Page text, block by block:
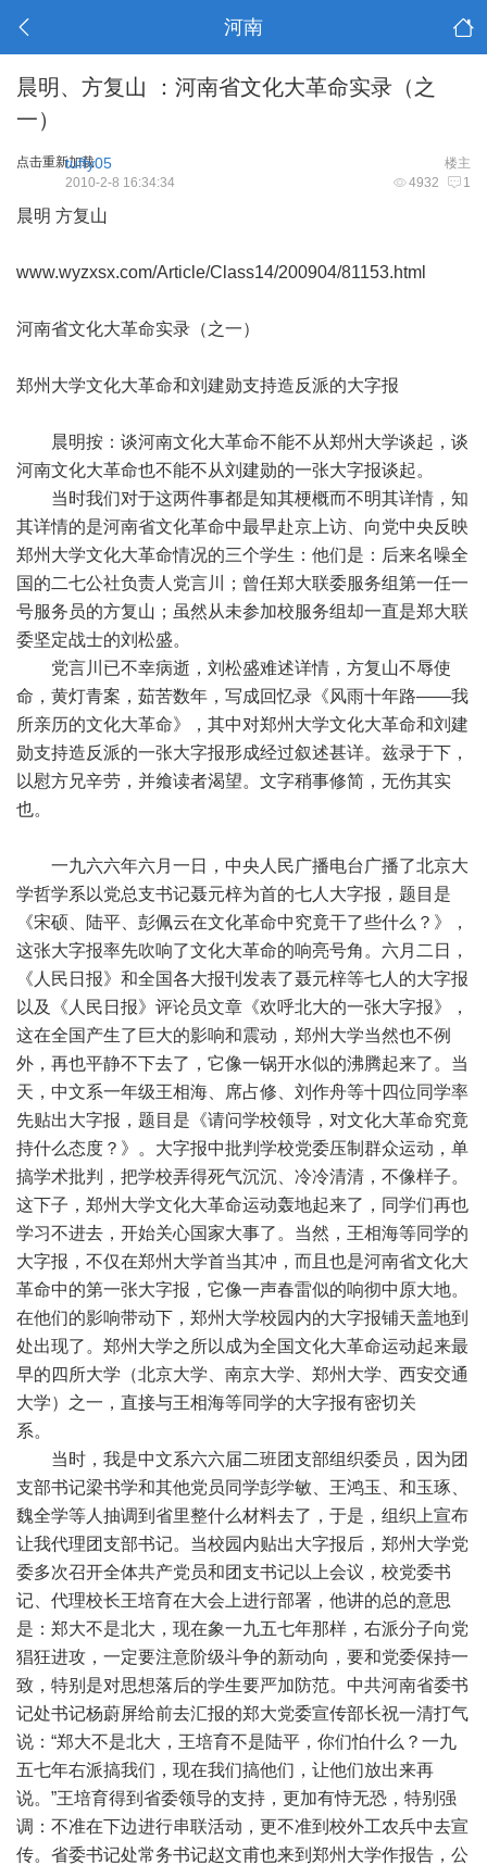
河南
晨明、方复山 ：河南省文化大革命实录（之
一）
点击重新加载 楼主
tuffy05
4932 1
2010-2-8 16:34:34
晨明 方复山
www.wyzxsx.com/Article/Class14/200904/81153.html
河南省文化大革命实录（之一）
郑州大学文化大革命和刘建勋支持造反派的大字报
晨明按：谈河南文化大革命不能不从郑州大学谈起，谈
河南文化大革命也不能不从刘建勋的一张大字报谈起。
当时我们对于这两件事都是知其梗概而不明其详情，知
其详情的是河南省文化革命中最早赴京上访、向党中央反映
郑州大学文化大革命情况的三个学生：他们是：后来名噪全
国的二七公社负责人党言川；曾任郑大联委服务组第一任一
号服务员的方复山；虽然从未参加校服务组却一直是郑大联
委坚定战士的刘松盛。
党言川已不幸病逝，刘松盛难述详情，方复山不辱使
命，黄灯青案，茹苦数年，写成回忆录《风雨十年路——我
所亲历的文化大革命》，其中对郑州大学文化大革命和刘建
勋支持造反派的一张大字报形成经过叙述甚详。兹录于下，
以慰方兄辛劳，并飨读者渴望。文字稍事修简，无伤其实
也。
一九六六年六月一日，中央人民广播电台广播了北京大
学哲学系以党总支书记聂元梓为首的七人大字报，题目是
《宋硕、陆平、彭佩云在文化革命中究竟干了些什么？》，
这张大字报率先吹响了文化大革命的响亮号角。六月二日，
《人民日报》和全国各大报刊发表了聂元梓等七人的大字报
以及《人民日报》评论员文章《欢呼北大的一张大字报》，
这在全国产生了巨大的影响和震动，郑州大学当然也不例
外，再也平静不下去了，它像一锅开水似的沸腾起来了。当
天，中文系一年级王相海、席占修、刘作舟等十四位同学率
先贴出大字报，题目是《请问学校领导，对文化大革命究竟
持什么态度？》。大字报中批判学校党委压制群众运动，单
搞学术批判，把学校弄得死气沉沉、冷冷清清，不像样子。
这下子，郑州大学文化大革命运动轰地起来了，同学们再也
学习不进去，开始关心国家大事了。当然，王相海等同学的
大字报，不仅在郑州大学首当其冲，而且也是河南省文化大
革命中的第一张大字报，它像一声春雷似的响彻中原大地。
在他们的影响带动下，郑州大学校园内的大字报铺天盖地到
处出现了。郑州大学之所以成为全国文化大革命运动起来最
早的四所大学（北京大学、南京大学、郑州大学、西安交通
大学）之一，直接与王相海等同学的大字报有密切关
系。
当时，我是中文系六六届二班团支部组织委员，因为团
支部书记梁书学和其他党员同学彭学敏、王鸿玉、和玉琢、
魏全学等人抽调到省里整什么材料去了，于是，组织上宣布
让我代理团支部书记。当校园内贴出大字报后，郑州大学党
委多次召开全体共产党员和团支书记以上会议，校党委书
记、代理校长王培育在大会上进行部署，他讲的总的意思
是：郑大不是北大，现在象一九五七年那样，右派分子向党
猖狂进攻，一定要注意阶级斗争的新动向，要和党委保持一
致，特别是对思想落后的学生要严加防范。中共河南省委书
记处书记杨蔚屏给前去汇报的郑大党委宣传部长祝一清打气
说：“郑大不是北大，王培育不是陆平，你们怕什么？一九
五七年右派搞我们，现在我们搞他们，让他们放出来再
说。”王培育得到省委领导的支持，更加有恃无恐，特别强
调：不准在下边进行串联活动，更不准到校外工农兵中去宣
传。省委书记处常务书记赵文甫也来到郑州大学作报告，公